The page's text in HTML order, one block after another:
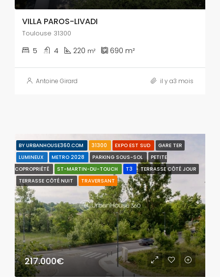
VILLA PAROS-LIVADI
Toulouse 31300
5 4 220 m² 690 m²
Antoine Girard il y a3 mois
BY URBANHOUSE360.COM 31300 EXPO EST SUD
GARE TER
LUMINEUX
METRO 2028 PARKING SOUS-SOL
PETITE
COPROPRIÉTÉ
ST-MARTIN-DU-TOUCH T3
TERRASSE CÔTÉ JOUR
TERRASSE CÔTÉ NUIT
TRAVERSANT
217.000€